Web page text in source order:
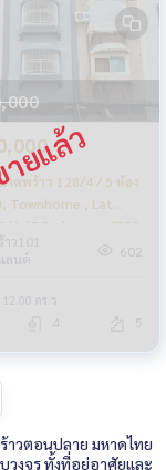
าดพร้าว 128/4 / 5 ห้อง
Townhome , Lat
4 / 5 Bedrooms (FOR
ว101
ลนด์
602
ตร.ว.
4 5
าวตอนปลาย มหาดไทย
วงจร ทั้งที่อยู่อาศัยและ